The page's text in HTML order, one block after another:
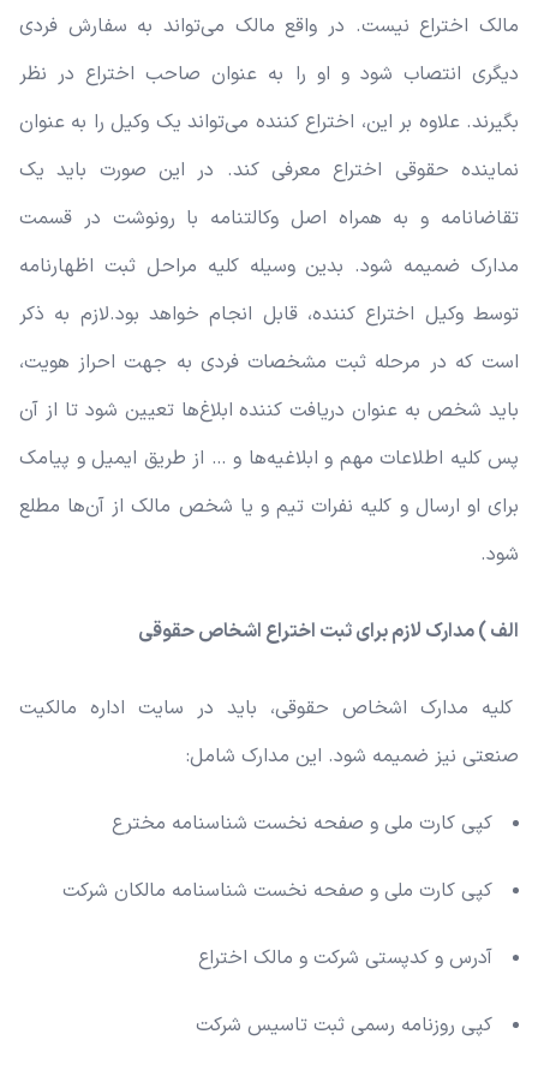
مالک اختراع نیست. در واقع مالک می‌تواند به سفارش فردی
دیگری انتصاب شود و او را به عنوان صاحب اختراع در نظر
بگیرند. علاوه بر این، اختراع کننده می‌تواند یک وکیل را به عنوان
نماینده حقوقی اختراع معرفی کند. در این صورت باید یک
تقاضانامه و به همراه اصل وکالتنامه با رونوشت در قسمت
مدارک ضمیمه شود. بدین وسیله کلیه مراحل ثبت اظهارنامه
توسط وکیل اختراع کننده، قابل انجام خواهد بود.لازم به ذکر
است که در مرحله ثبت مشخصات فردی به جهت احراز هویت،
باید شخص به عنوان دریافت کننده ابلاغ‌ها تعیین شود تا از آن
پس کلیه اطلاعات مهم و ابلاغیه‌ها و … از طریق ایمیل و پیامک
برای او ارسال و کلیه نفرات تیم و یا شخص مالک از آن‌ها مطلع
شود.
الف ) مدارک لازم برای ثبت اختراع اشخاص حقوقی
کلیه مدارک اشخاص حقوقی، باید در سایت اداره مالکیت
صنعتی نیز ضمیمه شود. این مدارک شامل:
کپی کارت ملی و صفحه نخست شناسنامه مخترع
کپی کارت ملی و صفحه نخست شناسنامه مالکان شرکت
آدرس و کدپستی شرکت و مالک اختراع
کپی روزنامه رسمی ثبت تاسیس شرکت